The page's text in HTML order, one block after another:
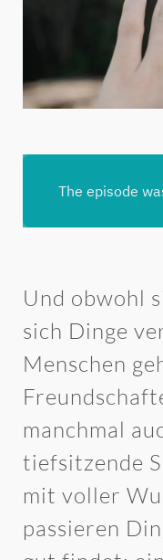
Und obwohl
sich Dinge
Menschen
manchmal
tiefsitzende
mit voller
passieren